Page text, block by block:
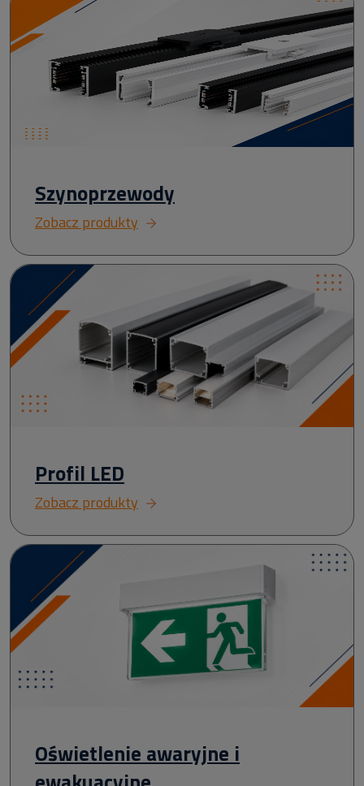
Szynoprzewody
Zobacz produkty
Profil LED
Zobacz produkty
Oświetlenie awaryjne i